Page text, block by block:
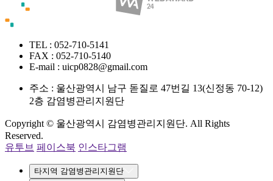
TEL : 052-710-5141
FAX : 052-710-5140
E-mail : uicp0828@gmail.com
주소 : 울산광역시 남구 돋질로 47번길 13(신정동 70-12)
2층 감염병관리지원단
Copyright © 울산광역시 감염병관리지원단. All Rights
Reserved.
유투브 페이스북 인스타그램
타지역 감염병관리지원단